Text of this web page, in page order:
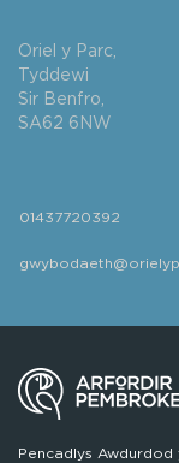
Oriel y Parc,
Tyddewi
Sir Benfro,
SA62 6NW
01437720392
Pencadlys